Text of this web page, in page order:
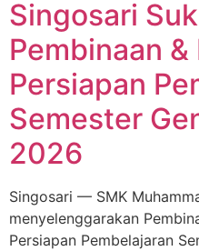
Singosari
Pembinaan &
Persiapan
Semester
2026
Singosari — SMK
menyelenggarakan
Persiapan Pembelajaran